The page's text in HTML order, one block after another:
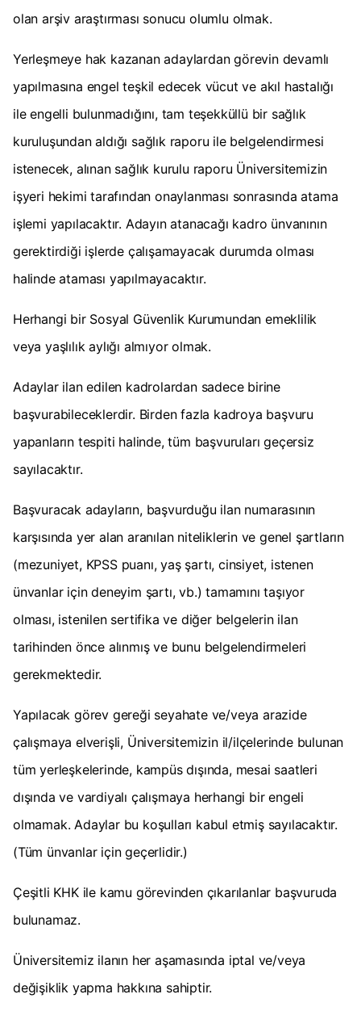
olan arşiv araştırması sonucu olumlu olmak.
Yerleşmeye hak kazanan adaylardan görevin devamlı
yapılmasına engel teşkil edecek vücut ve akıl hastalığı
ile engelli bulunmadığını, tam teşekküllü bir sağlık
kuruluşundan aldığı sağlık raporu ile belgelendirmesi
istenecek, alınan sağlık kurulu raporu Üniversitemizin
işyeri hekimi tarafından onaylanması sonrasında atama
işlemi yapılacaktır. Adayın atanacağı kadro ünvanının
gerektirdiği işlerde çalışamayacak durumda olması
halinde ataması yapılmayacaktır.
Herhangi bir Sosyal Güvenlik Kurumundan emeklilik
veya yaşlılık aylığı almıyor olmak.
Adaylar ilan edilen kadrolardan sadece birine
başvurabileceklerdir. Birden fazla kadroya başvuru
yapanların tespiti halinde, tüm başvuruları geçersiz
sayılacaktır.
Başvuracak adayların, başvurduğu ilan numarasının
karşısında yer alan aranılan niteliklerin ve genel şartların
(mezuniyet, KPSS puanı, yaş şartı, cinsiyet, istenen
ünvanlar için deneyim şartı, vb.) tamamını taşıyor
olması, istenilen sertifika ve diğer belgelerin ilan
tarihinden önce alınmış ve bunu belgelendirmeleri
gerekmektedir.
Yapılacak görev gereği seyahate ve/veya arazide
çalışmaya elverişli, Üniversitemizin il/ilçelerinde bulunan
tüm yerleşkelerinde, kampüs dışında, mesai saatleri
dışında ve vardiyalı çalışmaya herhangi bir engeli
olmamak. Adaylar bu koşulları kabul etmiş sayılacaktır.
(Tüm ünvanlar için geçerlidir.)
Çeşitli KHK ile kamu görevinden çıkarılanlar başvuruda
bulunamaz.
Üniversitemiz ilanın her aşamasında iptal ve/veya
değişiklik yapma hakkına sahiptir.